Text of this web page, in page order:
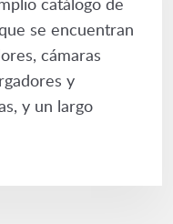
se encuentran
cámaras
y
y un largo